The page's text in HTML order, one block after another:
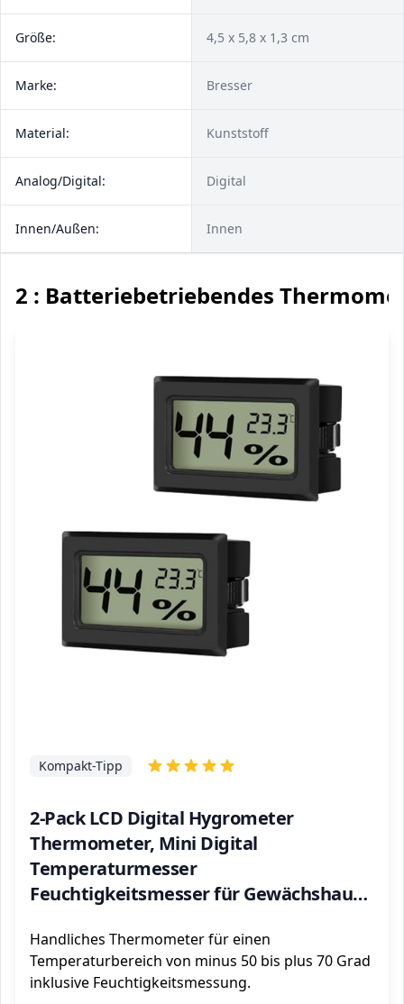
Größe: 4,5 x 5,8 x 1,3 cm
Marke: Bresser
Material: Kunststoff
Analog/Digital: Digital
Innen/Außen: Innen
2 : Batteriebetriebendes
2-Pack LCD Digital Hygrometer
Thermometer, Mini Digital
Temperaturmesser
Feuchtigkeitsmesser für Gewächshaus/
Kompakt-Tipp
Handliches Thermometer für einen
Temperaturbereich von minus 50 bis plus 70 Grad
inklusive Feuchtigkeitsmessung.